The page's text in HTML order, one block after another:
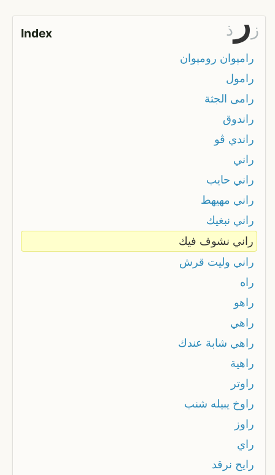
Index ذ ر ز
رامپوان رومپوان
رامول
رامى الجثة
راندوق
راندي ڤو
راني
راني حايب
راني مهيهط
راني نبغيك
راني نشوف فيك
راني وليت قرش
راه
راهو
راهي
راهي شابة عندك
راهية
راوتر
راوخ يبيله شنب
راوز
راي
رايح نرقد